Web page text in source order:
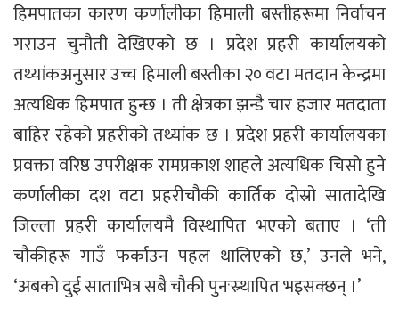
हिमपातका कारण कर्णालीका हिमाली बस्तीहरूमा निर्वाचन
गराउन चुनौती देखिएको छ । प्रदेश प्रहरी कार्यालयको
तथ्यांकअनुसार उच्च हिमाली बस्तीका २० वटा मतदान केन्द्रमा
अत्यधिक हिमपात हुन्छ । ती क्षेत्रका झन्डै चार हजार मतदाता
बाहिर रहेको प्रहरीको तथ्यांक छ । प्रदेश प्रहरी कार्यालयका
प्रवक्ता वरिष्ठ उपरीक्षक रामप्रकाश शाहले अत्यधिक चिसो हुने
कर्णालीका दश वटा प्रहरीचौकी कार्तिक दोस्रो सातादेखि
जिल्ला प्रहरी कार्यालयमै विस्थापित भएको बताए । ‘ती
चौकीहरू गाउँ फर्काउन पहल थालिएको छ,’ उनले भने,
‘अबको दुई साताभित्र सबै चौकी पुनःस्र्थापित भइसक्छन् ।’